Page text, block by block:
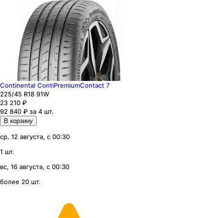
Continental ContiPremiumContact 7
225/45 R18 91W
23 210 ₽
92 840 ₽ за 4 шт.
В корзину
ср, 12 августа, с 00:30
1 шт.
вс, 16 августа, с 00:30
более 20 шт.